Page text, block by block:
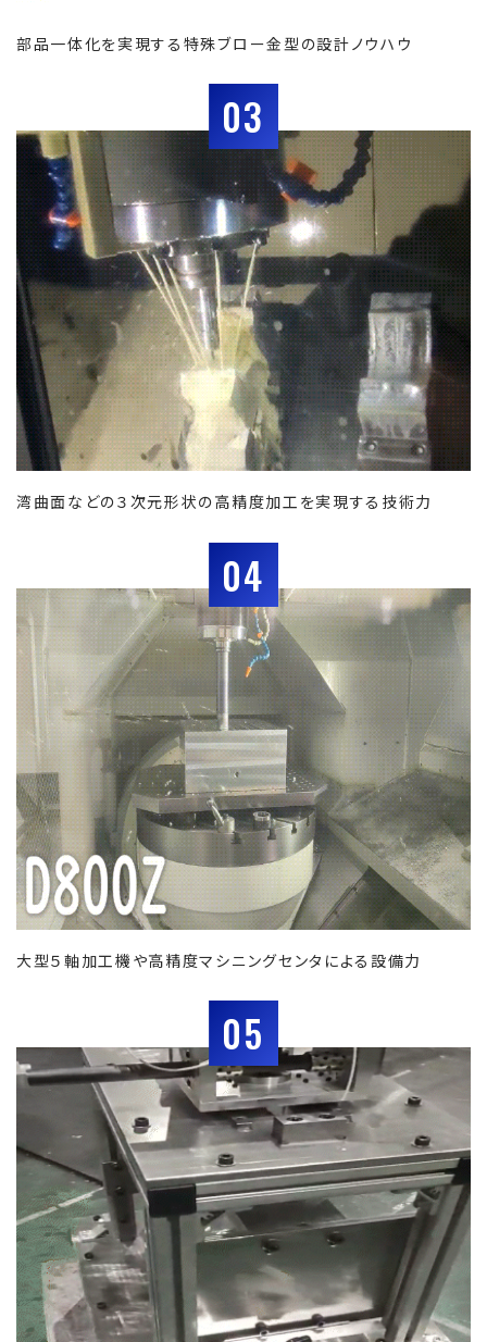
部品一体化を実現する特殊ブロー金型の設計ノウハウ
03
湾曲面などの３次元形状の高精度加工を実現する技術力
04
大型５軸加工機や高精度マシニングセンタによる設備力
05